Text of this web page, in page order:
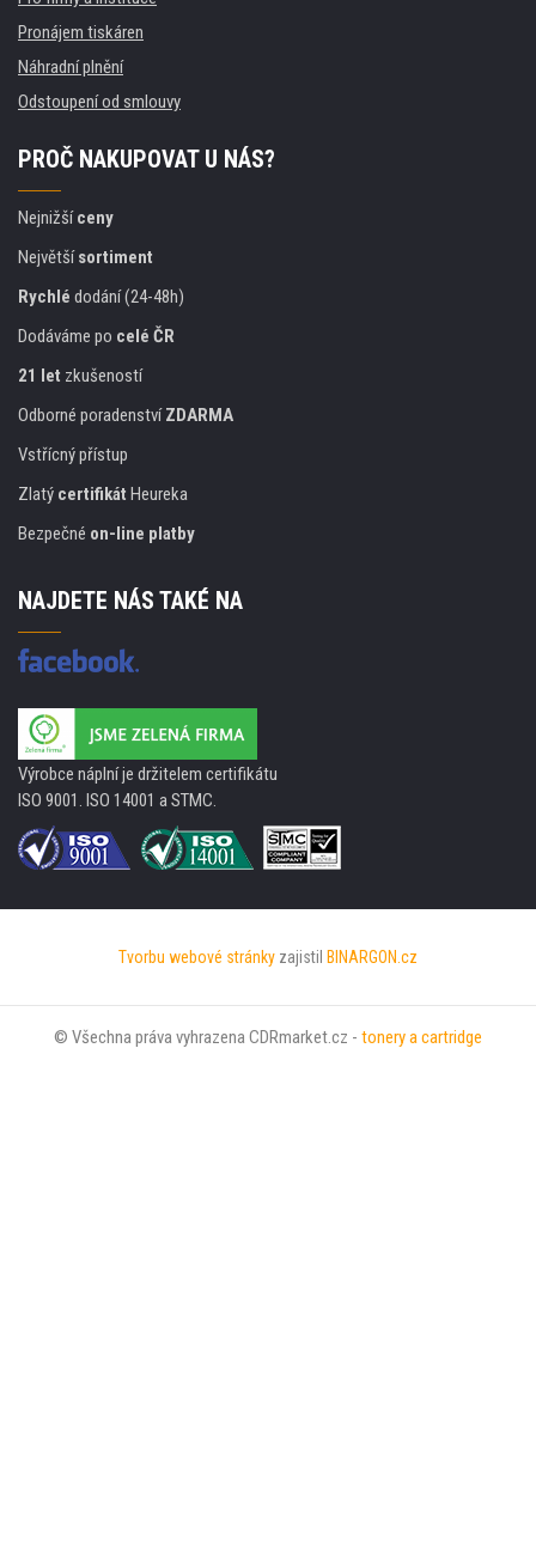
Pronájem tiskáren
Náhradní plnění
Odstoupení od smlouvy
PROČ NAKUPOVAT U NÁS?
Nejnižšíceny
Největšísortiment
Rychlé dodání (24-48h)
Dodáváme po celé ČR
21 let zkušeností
Odborné poradenstvíZDARMA
Vstřícný přístup
Zlatý certifikát Heureka
Bezpečné on-line platby
NAJDETE NÁS TAKÉ NA
Výrobce náplní je držitelem certifikátu
ISO 9001. ISO 14001 a STMC.
Tvorbu webové stránky zajistil BINARGON.cz
© Všechna práva vyhrazena CDRmarket.cz - tonery a cartridge